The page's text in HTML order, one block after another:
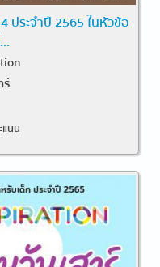
ประจำปี 2565 ในหัวข้อ
ร์
แนน